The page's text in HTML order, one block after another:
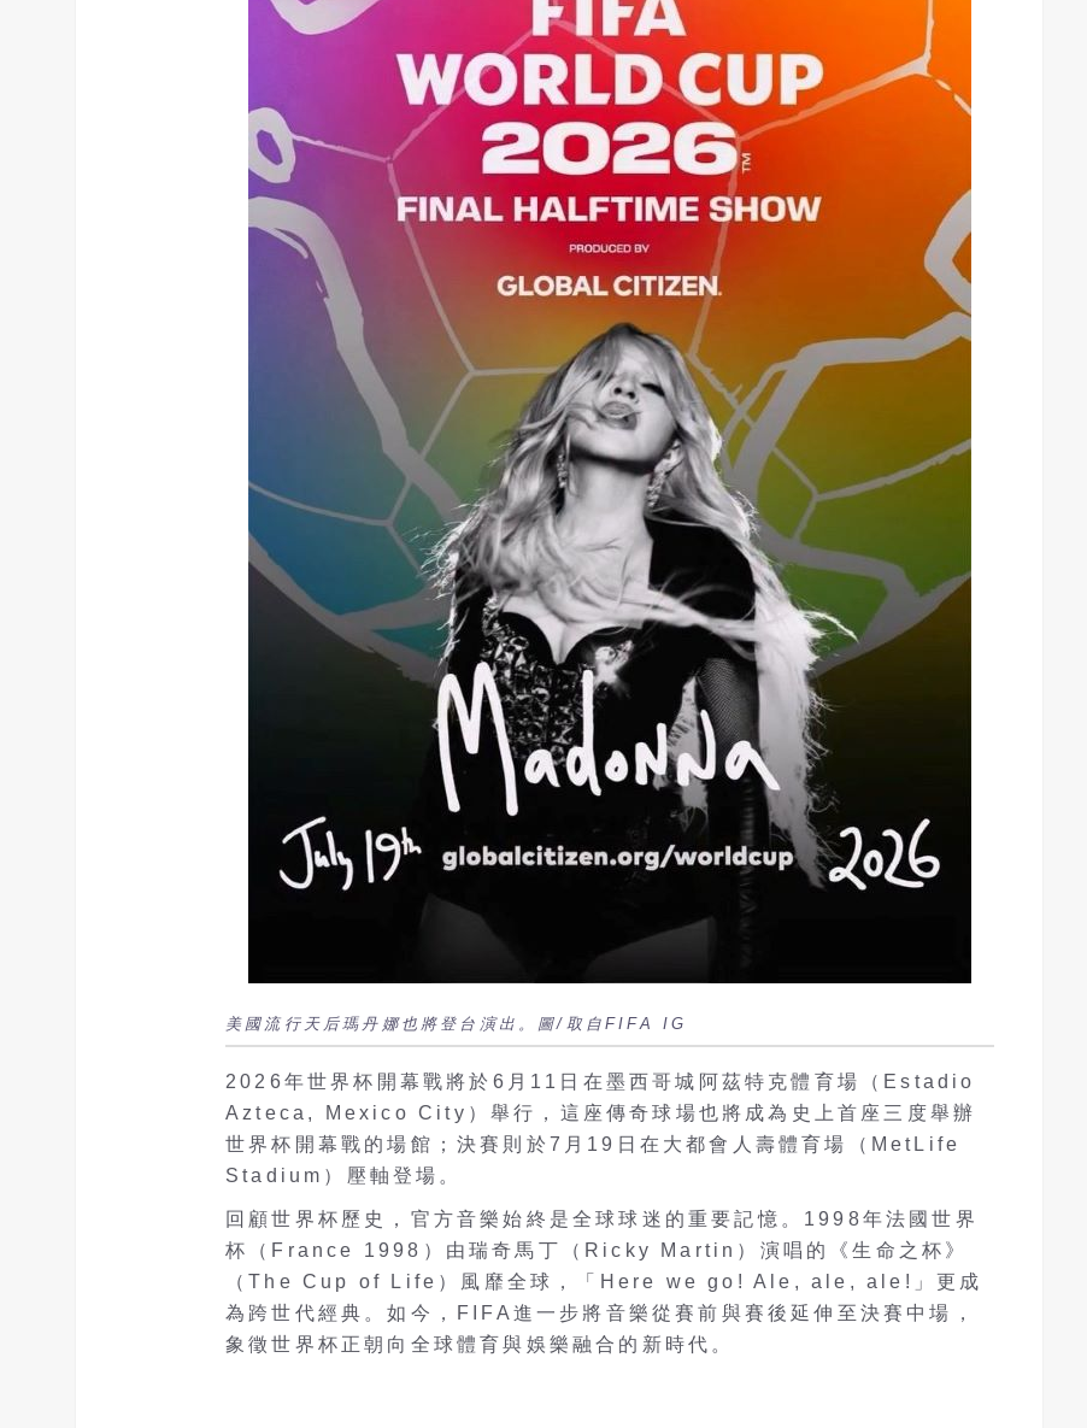
美國流行天后瑪丹娜也將登台演出。圖/取自FIFA IG
2026年世界杯開幕戰將於6月11日在墨西哥城阿茲特克體育場（Estadio
Azteca, Mexico City）舉行，這座傳奇球場也將成為史上首座三度舉辦
世界杯開幕戰的場館；決賽則於7月19日在大都會人壽體育場（MetLife
Stadium）壓軸登場。
回顧世界杯歷史，官方音樂始終是全球球迷的重要記憶。1998年法國世界
杯（France 1998）由瑞奇馬丁（Ricky Martin）演唱的《生命之杯》
（The Cup of Life）風靡全球，「Here we go! Ale, ale, ale!」更成
為跨世代經典。如今，FIFA進一步將音樂從賽前與賽後延伸至決賽中場，
象徵世界杯正朝向全球體育與娛樂融合的新時代。